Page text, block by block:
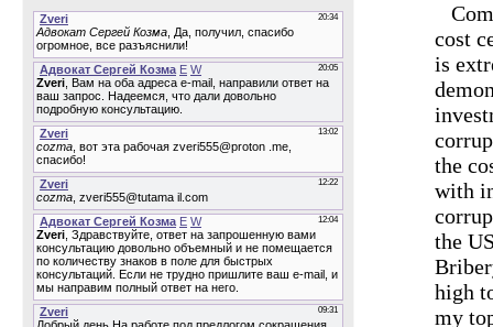
cost
is
the
with
the
high
my